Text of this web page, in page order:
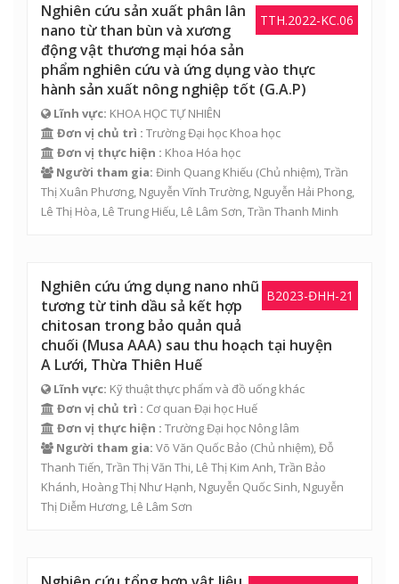
TTH.2022-KC.06
Nghiên cứu sản xuất phân lân
nano từ than bùn và xương
động vật thương mại hóa sản
phẩm nghiên cứu và ứng dụng vào thực
hành sản xuất nông nghiệp tốt (G.A.P)
Lĩnh vực: KHOA HỌC TỰ NHIÊN
Đơn vị chủ trì : Trường Đại học Khoa học
Đơn vị thực hiện : Khoa Hóa học
Người tham gia: Đinh Quang Khiếu (Chủ nhiệm),Trần
Thị Xuân Phương, Nguyễn Vĩnh Trường, Nguyễn Hải Phong,
Lê Thị Hòa, Lê Trung Hiếu, Lê Lâm Sơn,Trần Thanh Minh
B2023-ĐHH-21
Nghiên cứu ứng dụng nano nhũ
tương từ tinh dầu sả kết hợp
chitosan trong bảo quản quả
chuối (Musa AAA) sau thu hoạch tại huyện
A Lưới, Thừa Thiên Huế
Lĩnh vực: Kỹ thuật thực phẩm và đồ uống khác
Đơn vị chủ trì : Cơ quan Đại học Huế
Đơn vị thực hiện : Trường Đại học Nông lâm
Người tham gia: Võ Văn Quốc Bảo (Chủ nhiệm),Đỗ
Thanh Tiến,Trần Thị Văn Thi, Lê Thị Kim Anh,Trần Bảo
Khánh, Hoàng Thị Như Hạnh, Nguyễn Quốc Sinh, Nguyễn
Thị Diễm Hương, Lê Lâm Sơn